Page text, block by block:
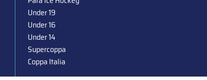
Under 19
Under 16
Under 14
Supercoppa
Coppa Italia